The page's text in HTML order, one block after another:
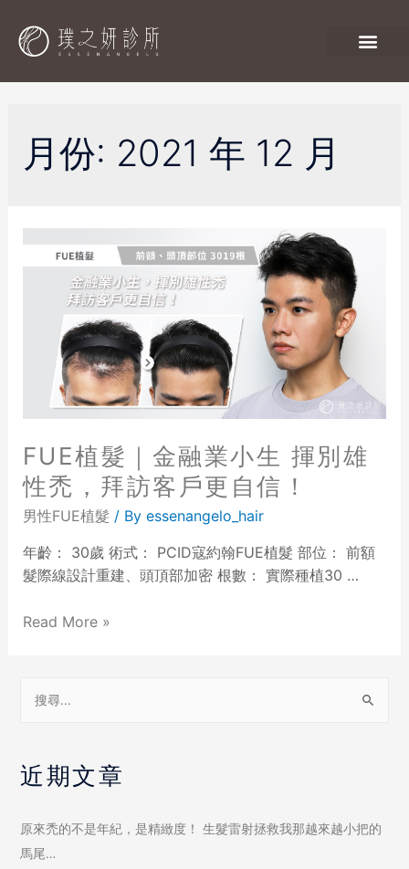
月份: 2021 年 12 月
FUE植髮｜金融業小生 揮別雄
性禿，拜訪客戶更自信！
男性FUE植髮 / By essenangelo_hair
年齡： 30歲 術式： PCID寇約翰FUE植髮 部位： 前額
髮際線設計重建、頭頂部加密 根數： 實際種植30 …
Read More »
近期文章
原來禿的不是年紀，是精緻度！ 生髮雷射拯救我那越來越小把的
馬尾…